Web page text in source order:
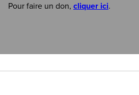
Pour faire un don, cliquer ici.